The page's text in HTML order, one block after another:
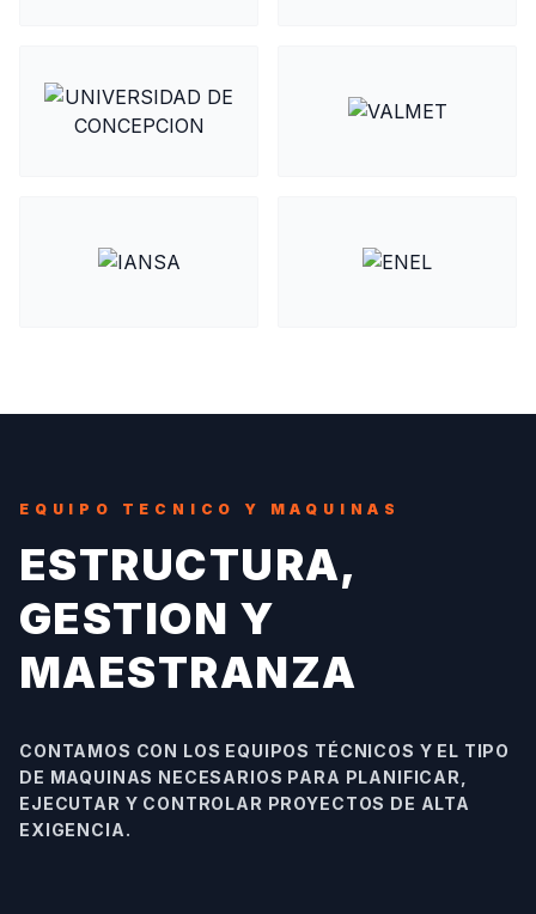
EQUIPO TECNICO Y MAQUINAS
ESTRUCTURA,
GESTION Y
MAESTRANZA
CONTAMOS CON LOS EQUIPOS TÉCNICOS Y EL TIPO
DE MAQUINAS NECESARIOS PARA PLANIFICAR,
EJECUTAR Y CONTROLAR PROYECTOS DE ALTA
EXIGENCIA.